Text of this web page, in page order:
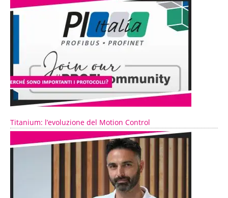
Titanium: l’evoluzione del Motion Control